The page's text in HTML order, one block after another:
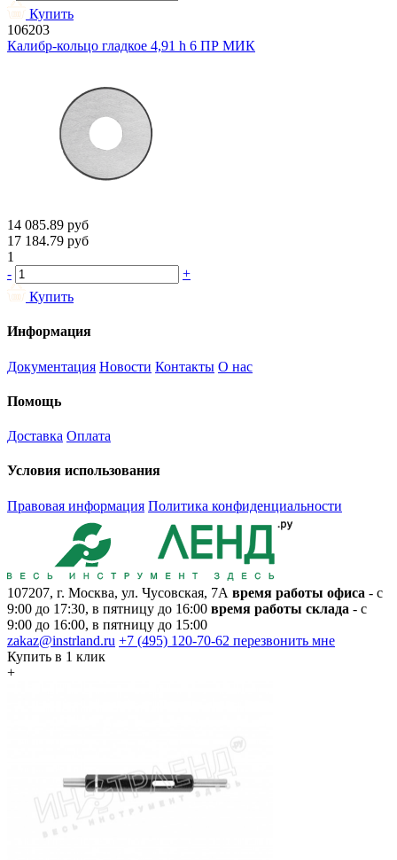
Купить
106203
Калибр-кольцо гладкое 4,91 h 6 ПР МИК
14 085.89 руб
17 184.79 руб
1
-
+
Купить
Информация
Документация Новости Контакты О нас
Помощь
Доставка Оплата
Условия использования
Правовая информация Политика конфиденциальности
107207, г. Москва, ул. Чусовская, 7А время работы офиса - с
9:00 до 17:30, в пятницу до 16:00 время работы склада - с
9:00 до 16:00, в пятницу до 15:00
zakaz@instrland.ru +7 (495) 120-70-62 перезвонить мне
Купить в 1 клик
+